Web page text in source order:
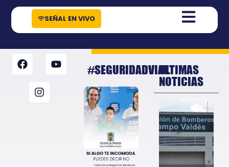
contenido
SEÑAL EN VIVO
#SEGURIDADVIALULTIMAS
NOTICIAS